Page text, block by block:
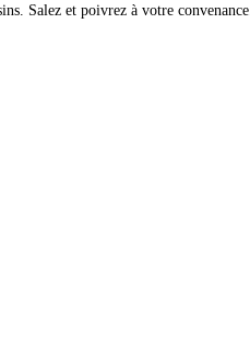
Salez et poivrez à votre convenance.